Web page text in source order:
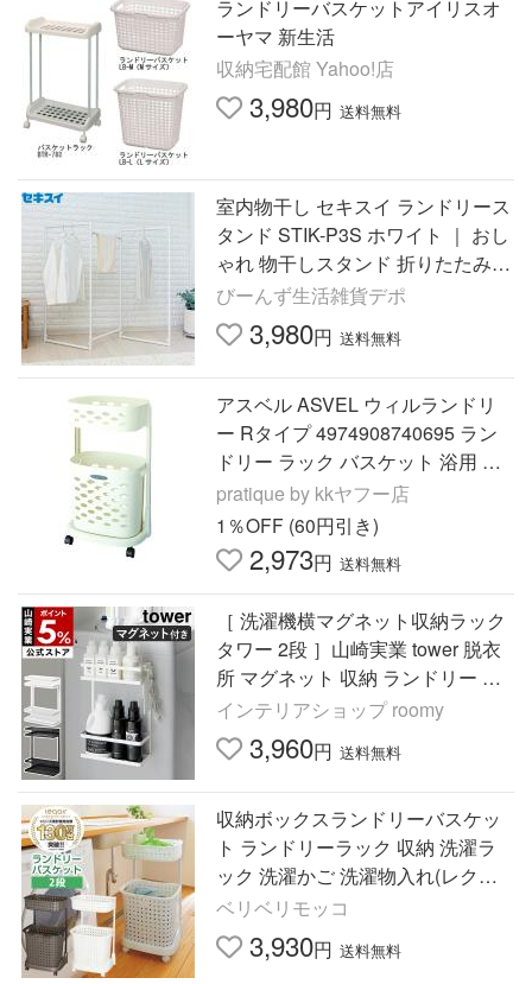
ランドリーバスケットアイリスオ
ーヤマ 新生活
収納宅配館 Yahoo!店
3,980円 送料無料
室内物干し セキスイ ランドリース
タンド STIK-P3S ホワイト ｜ おし
ゃれ 物干しスタンド 折りたたみ
シンプル 白 屋内 収納スリム
びーんず生活雑貨デポ
3,980円 送料無料
アスベル ASVEL ウィルランドリ
ー Rタイプ 4974908740695 ラン
ドリー ラック バスケット 浴用 浴
室 洗濯 物干し キャスター
pratique by kkヤフー店
1％OFF (60円引き)
2,973円 送料無料
［ 洗濯機横マグネット収納ラック
タワー 2段 ］山崎実業 tower 脱衣
所 マグネット 収納 ランドリー ラ
ック yamazaki 公式 ブラック ホワ
イト 1800 1801
インテリアショップ roomy
3,960円 送料無料
収納ボックスランドリーバスケッ
ト ランドリーラック 収納 洗濯ラ
ック 洗濯かご 洗濯物入れ(レクエ
ア 2段)収納ケース 洗濯カゴ
ベリベリモッコ
3,930円 送料無料